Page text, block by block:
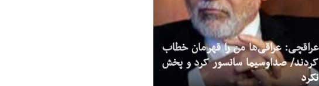
عراقچی: عراقی‌ها من را قهرمان خطاب
کردند/ صداوسیما سانسور کرد و پخش
نکرد